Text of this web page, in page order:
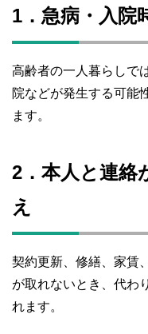
1．急病・入院
高齢者の一人暮らしで
院などが発生する可能
ます。
2．本人と連絡
え
契約更新、修繕、家賃
が取れないとき、代わ
れます。